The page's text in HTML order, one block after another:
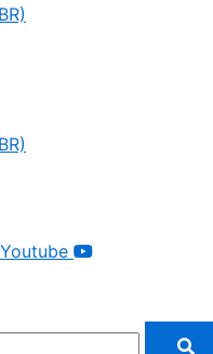
Youtube